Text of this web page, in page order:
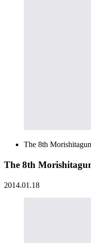
The 8th
The 8th
2014.01.18